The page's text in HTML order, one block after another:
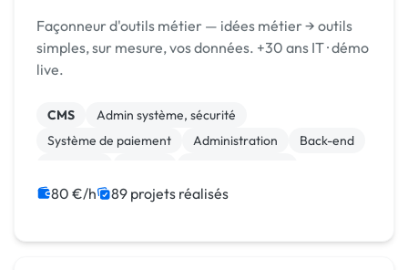
Façonneur d'outils métier — idées métier → outils
simples, sur mesure, vos données. +30 ans IT · démo
live.
CMS
Admin système, sécurité
Système de paiement
Administration
Back-end
Création de site internet
Integration HTML
80 €/h 89 projets réalisés